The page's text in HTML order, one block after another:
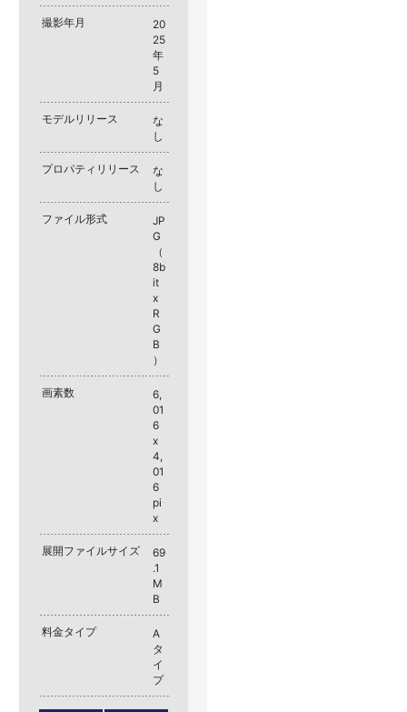
撮影年月
20
25
年
5
月
モデルリリース
な
し
プロパティリリース
な
し
ファイル形式
JP
G
（
8b
it
x
R
G
B
）
画素数
6,
01
6
x
4,
01
6
pi
x
展開ファイルサイズ
69
.1
M
B
料金タイプ
A
タ
イ
プ